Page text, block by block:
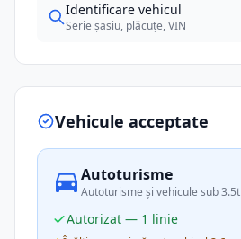
Identificare vehicul
Serie șasiu, plăcuțe, VIN
Vehicule acceptate
Autoturisme
Autoturisme și vehicule sub 3.5t
Autorizat — 1 linie